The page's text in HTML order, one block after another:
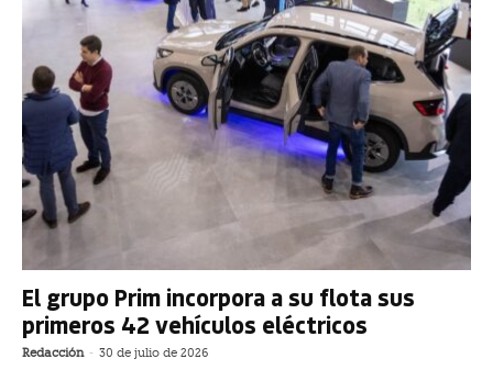
El grupo Prim incorpora a su flota sus
primeros 42 vehículos eléctricos
Redacción - 30 de julio de 2026